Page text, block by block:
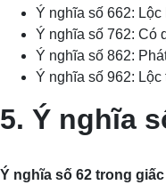
Ý nghĩa số 662:
Ý nghĩa số 762: Có
Ý nghĩa số 862:
Ý nghĩa số 962:
5. Ý nghĩa
Ý nghĩa số 62 trong